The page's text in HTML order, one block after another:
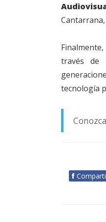
Cantarrana,
través de
tecnología
f